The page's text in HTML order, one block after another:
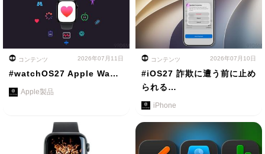
コンテンツ 2026年07月11日
#watchOS27 Apple Wa…
Apple製品
コンテンツ 2026年07月10日
#iOS27 詐欺に遭う前に止め
られる…
iPhone